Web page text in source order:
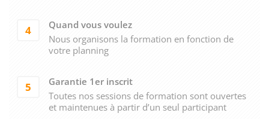
4
Quand vous voulez
Nous organisons la formation en fonction de
votre planning
5
Garantie 1er inscrit
Toutes nos sessions de formation sont ouvertes
et maintenues à partir d’un seul participant